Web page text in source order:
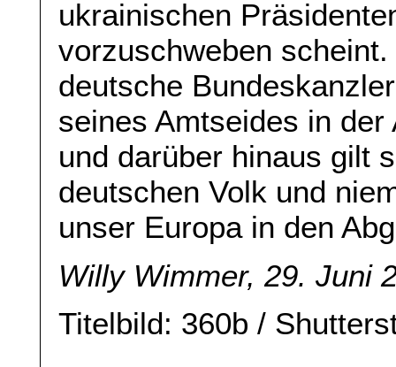
ukrainischen
vorzuschweben
deutsche
seines Amtseides in
und darüber hinaus gilt
deutschen Volk und
unser Europa in den
Willy Wimmer, 29. Juni
Titelbild: 360b /